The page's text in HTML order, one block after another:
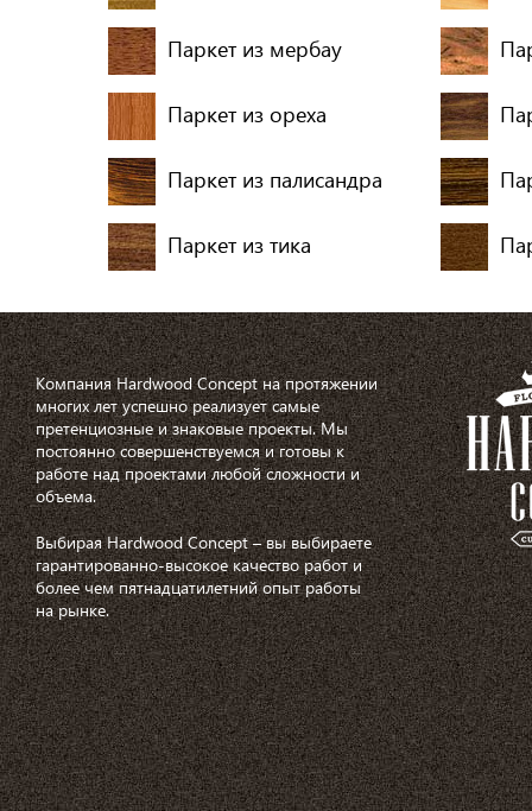
Паркет из мербау
Паркет из ореха
Паркет из палисандра
Паркет из тика
Компания Hardwood Concept на протяжении
многих лет успешно реализует самые
претенциозные и знаковые проекты. Мы
постоянно совершенствуемся и готовы к
работе над проектами любой сложности и
объема.
Выбирая Hardwood Concept – вы выбираете
гарантированно-высокое качество работ и
более чем пятнадцатилетний опыт работы
на рынке.